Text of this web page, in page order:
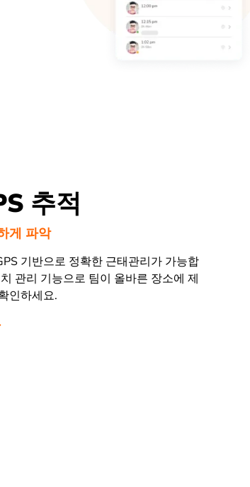
추적
게 파악
기반으로 정확한 근태관리가 가능합
관리 기능으로 팀이 올바른 장소에 제
인하세요.